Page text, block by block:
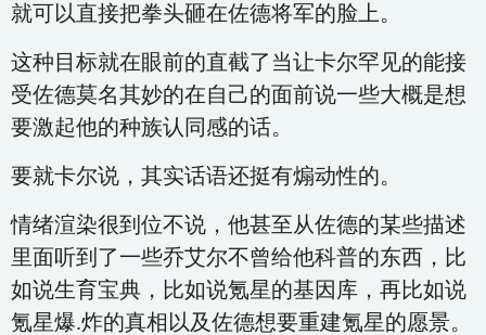
就可以直接把拳头砸在佐德将军的脸上。
这种目标就在眼前的直截了当让卡尔罕见的能接
受佐德莫名其妙的在自己的面前说一些大概是想
要激起他的种族认同感的话。
要就卡尔说，其实话语还挺有煽动性的。
情绪渲染很到位不说，他甚至从佐德的某些描述
里面听到了一些乔艾尔不曾给他科普的东西，比
如说生育宝典，比如说氪星的基因库，再比如说
氪星爆.炸的真相以及佐德想要重建氪星的愿景。